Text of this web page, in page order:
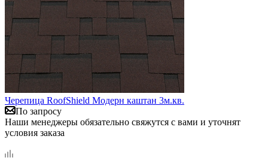
Черепица RoofShield Модерн каштан 3м.кв.
По запросу
Наши менеджеры обязательно свяжутся с вами и уточнят
условия заказа